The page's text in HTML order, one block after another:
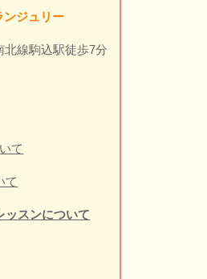
ンジュリー
線駒込駅徒歩7分
て
て
ッスンについて